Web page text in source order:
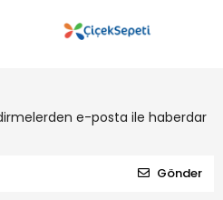
e-posta ile haberdar
Gönder